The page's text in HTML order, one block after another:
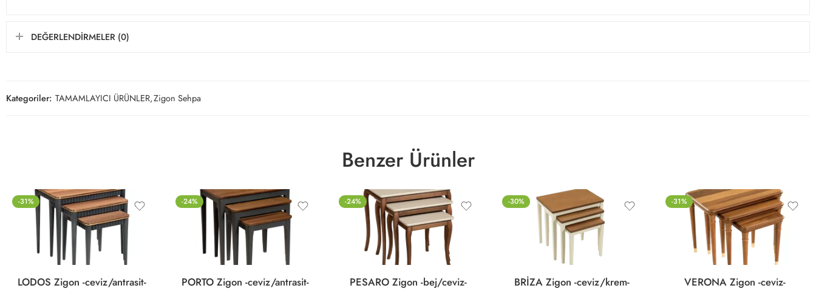
DEĞERLENDIRMELER (0)
Kategoriler: TAMAMLAYICI ÜRÜNLER,Zigon Sehpa
Benzer Ürünler
-31%
LODOS Zigon -ceviz/antrasit-
-24%
PORTO Zigon -ceviz/antrasit-
-24%
PESARO Zigon -bej/ceviz-
-30%
BRİZA Zigon -ceviz/krem-
-31%
VERONA Zigon -ceviz-